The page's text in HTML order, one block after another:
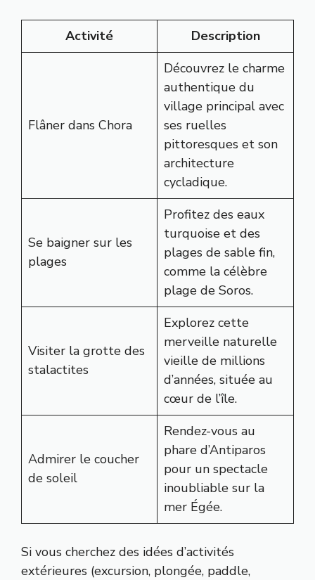
Activité Description
Flâner dans Chora
Découvrez le charme
authentique du
village principal avec
ses ruelles
pittoresques et son
architecture
cycladique.
Se baigner sur les
plages
Profitez des eaux
turquoise et des
plages de sable fin,
comme la célèbre
plage de Soros.
Visiter la grotte des
stalactites
Explorez cette
merveille naturelle
vieille de millions
d’années, située au
cœur de l’île.
Admirer le coucher
de soleil
Rendez-vous au
phare d’Antiparos
pour un spectacle
inoubliable sur la
mer Égée.
Si vous cherchez des idées d’activités
extérieures (excursion, plongée, paddle,